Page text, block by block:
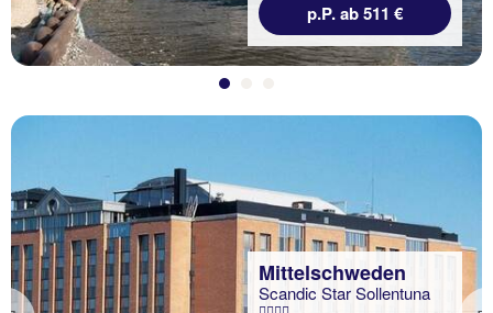
p.P. ab 511 €
Mittelschweden
Scandic Star Sollentuna